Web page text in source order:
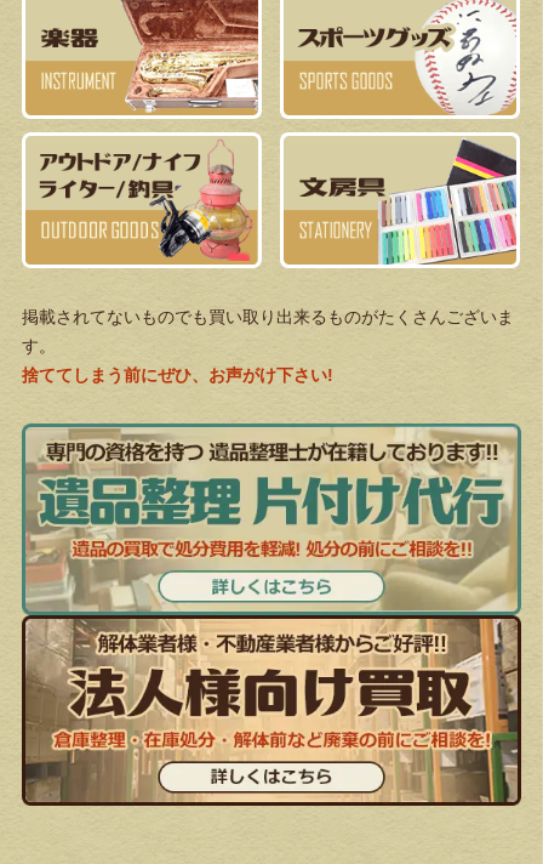
掲載されてないものでも買い取り出来るものがたくさんございま
す。
捨ててしまう前にぜひ、お声がけ下さい!